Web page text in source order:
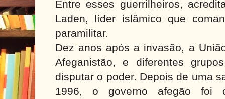
Entre esses guerrilheiros,
Laden, líder islâmico que
paramilitar.
Dez anos após a invasão, a
Afeganistão, e diferentes
disputar o poder. Depois de uma
1996, o governo afegão foi